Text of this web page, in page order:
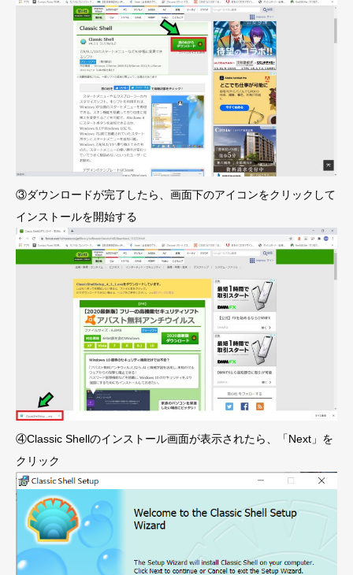
③ダウンロードが完了したら、画面下のアイコンをクリックして
インストールを開始する
④Classic Shellのインストール画面が表示されたら、「Next」を
クリック